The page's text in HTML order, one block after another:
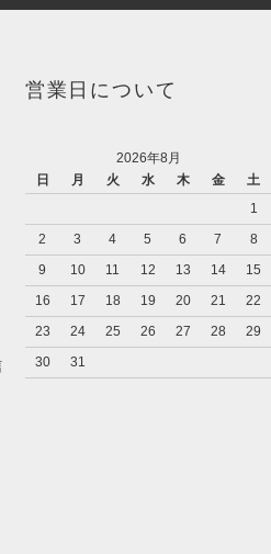
営業日について
2026年8月
日
月 火 水 木 金
土
1
2
3 4 5 6 7
8
9
10 11 12 13 14
15
16
17 18 19 20 21
22
23
24 25 26 27 28
29
30
31